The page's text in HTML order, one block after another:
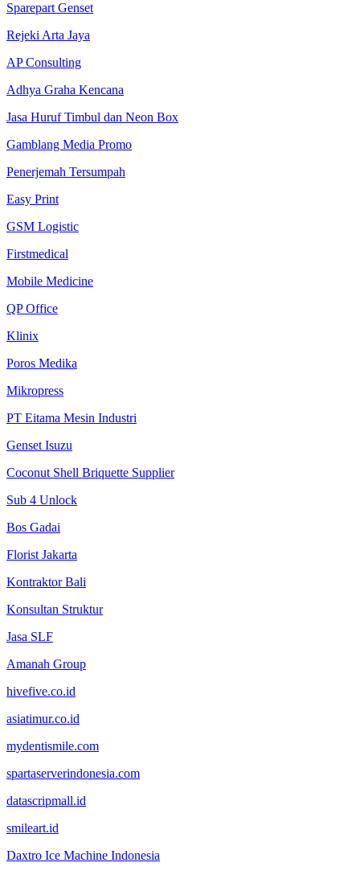
Sparepart Genset
Rejeki Arta Jaya
AP Consulting
Adhya Graha Kencana
Jasa Huruf Timbul dan Neon Box
Gamblang Media Promo
Penerjemah Tersumpah
Easy Print
GSM Logistic
Firstmedical
Mobile Medicine
QP Office
Klinix
Poros Medika
Mikropress
PT Eitama Mesin Industri
Genset Isuzu
Coconut Shell Briquette Supplier
Sub 4 Unlock
Bos Gadai
Florist Jakarta
Kontraktor Bali
Konsultan Struktur
Jasa SLF
Amanah Group
hivefive.co.id
asiatimur.co.id
mydentismile.com
spartaserverindonesia.com
datascripmall.id
smileart.id
Daxtro Ice Machine Indonesia